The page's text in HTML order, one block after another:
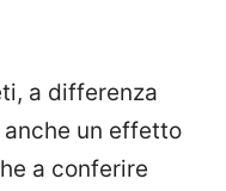
a differenza
un effetto
a conferire